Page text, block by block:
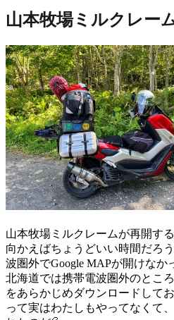
山本牧場ミルクレー
山本牧場ミルクレームが再開す
向かえばちょうどいい時間だろ
波圏外でGoogle MAPが開けなか
北海道では携帯電波圏外のとこ
をあらかじめダウンロードして
って実はわたしもやってなくて